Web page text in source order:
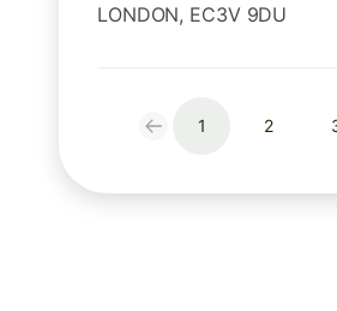
LONDON, EC3V 9DU
1 2